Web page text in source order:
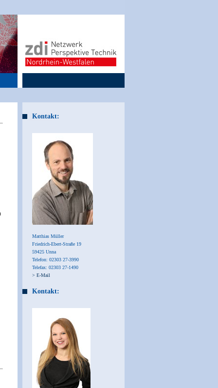
Kontakt:
Matthias Müller
Friedrich-Ebert-Straße 19
59425 Unna
Telefon: 02303 27-3990
Telefax: 02303 27-1490
> E-Mail
Kontakt: